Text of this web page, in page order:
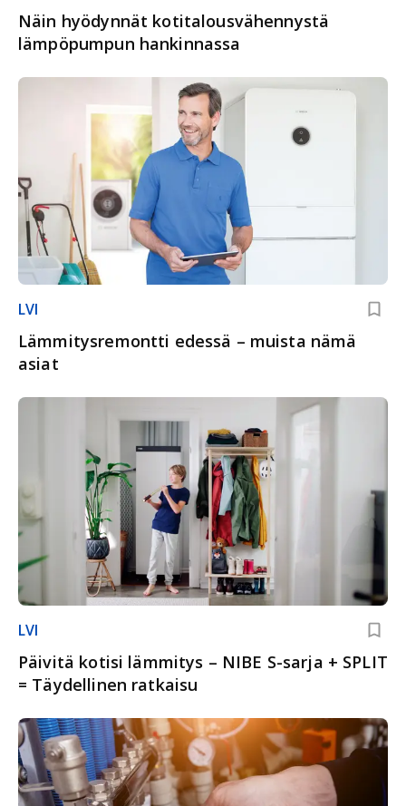
Näin hyödynnät koti­talous­vähennystä
lämpö­pumpun hankinnassa
LVI
Lämmitysremontti edessä – muista nämä
asiat
LVI
Päivitä kotisi lämmitys – NIBE S-sarja + SPLIT
= Täydellinen ratkaisu